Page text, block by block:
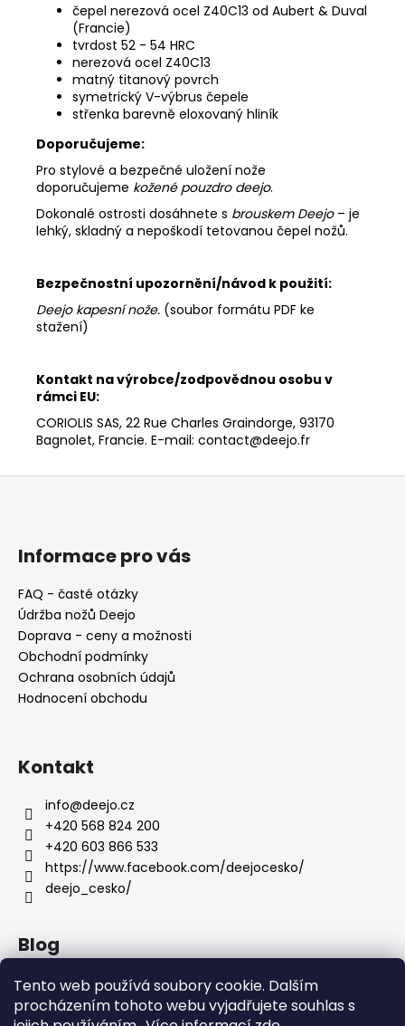
Tento web používá soubory cookie. Dalším
procházením tohoto webu vyjadřujete souhlas s
čepel nerezová ocel Z40C13 od Aubert & Duval
(Francie)
tvrdost 52 - 54 HRC
nerezová ocel Z40C13
matný titanový povrch
symetrický V-výbrus čepele
střenka barevně eloxovaný hliník
Doporučujeme:
Pro stylové a bezpečné uložení nože
doporučujeme kožené pouzdro deejo.
Dokonalé ostrosti dosáhnete s brouskem Deejo – je
lehký, skladný a nepoškodí tetovanou čepel nožů.
Bezpečnostní upozornění/návod k použití:
Deejo kapesní nože. (soubor formátu PDF ke
stažení)
Kontakt na výrobce/zodpovědnou osobu v
rámci EU:
CORIOLIS SAS, 22 Rue Charles Graindorge, 93170
Bagnolet, Francie. E-mail: contact@deejo.fr
Z
Informace pro vás
FAQ - časté otázky
Údržba nožů Deejo
Doprava - ceny a možnosti
Obchodní podmínky
Ochrana osobních údajů
Hodnocení obchodu
Kontakt
info@deejo.cz
+420 568 824 200
+420 603 866 533
https://www.facebook.com/deejocesko/
deejo_cesko/
Blog
Anatomie nožů Deejo
Dárky pro ženy